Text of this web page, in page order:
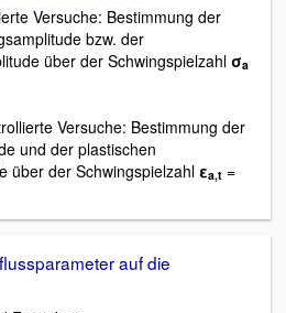
Versuche: Bestimmung der
bzw. der
über der Schwingspielzahl σa
Versuche: Bestimmung der
und der plastischen
über der Schwingspielzahl εa,t =
auf die